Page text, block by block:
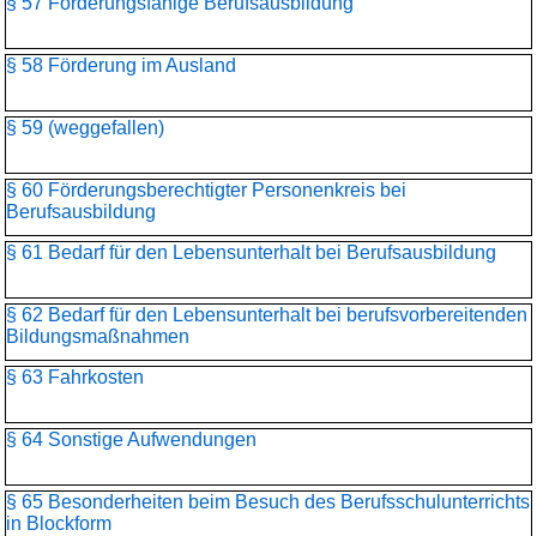
§ 58 Förderung im Ausland
§ 59 (weggefallen)
§ 60 Förderungsberechtigter Personenkreis bei
Berufsausbildung
§ 61 Bedarf für den Lebensunterhalt bei Berufsausbildung
§ 62 Bedarf für den Lebensunterhalt bei berufsvorbereitenden
Bildungsmaßnahmen
§ 63 Fahrkosten
§ 64 Sonstige Aufwendungen
§ 65 Besonderheiten beim Besuch des Berufsschulunterrichts
in Blockform